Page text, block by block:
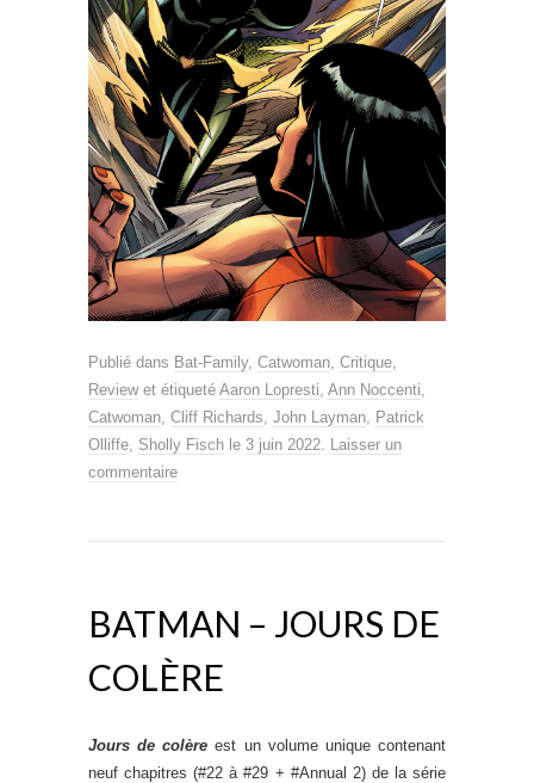
Publié dans Bat-Family, Catwoman Critique
Reviewet étiqueté Aaron Lopresti Ann Noccenti
Catwoman Cliff Richards John Layman Patrick
Olliffe Sholly Fisch le 3 juin 2022 Laisser un
commentaire
BATMAN – JOURS DE
COLÈRE
Jours de colère est un volume unique contenant
neuf chapitres (#22 à #29 + #Annual 2) de la série